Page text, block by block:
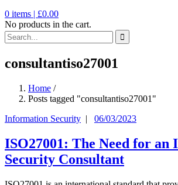
0 items | £0.00
No products in the cart.
consultantiso27001
Home /
Posts tagged "consultantiso27001"
Information Security | 06/03/2023
ISO27001: The Need for an
Security Consultant